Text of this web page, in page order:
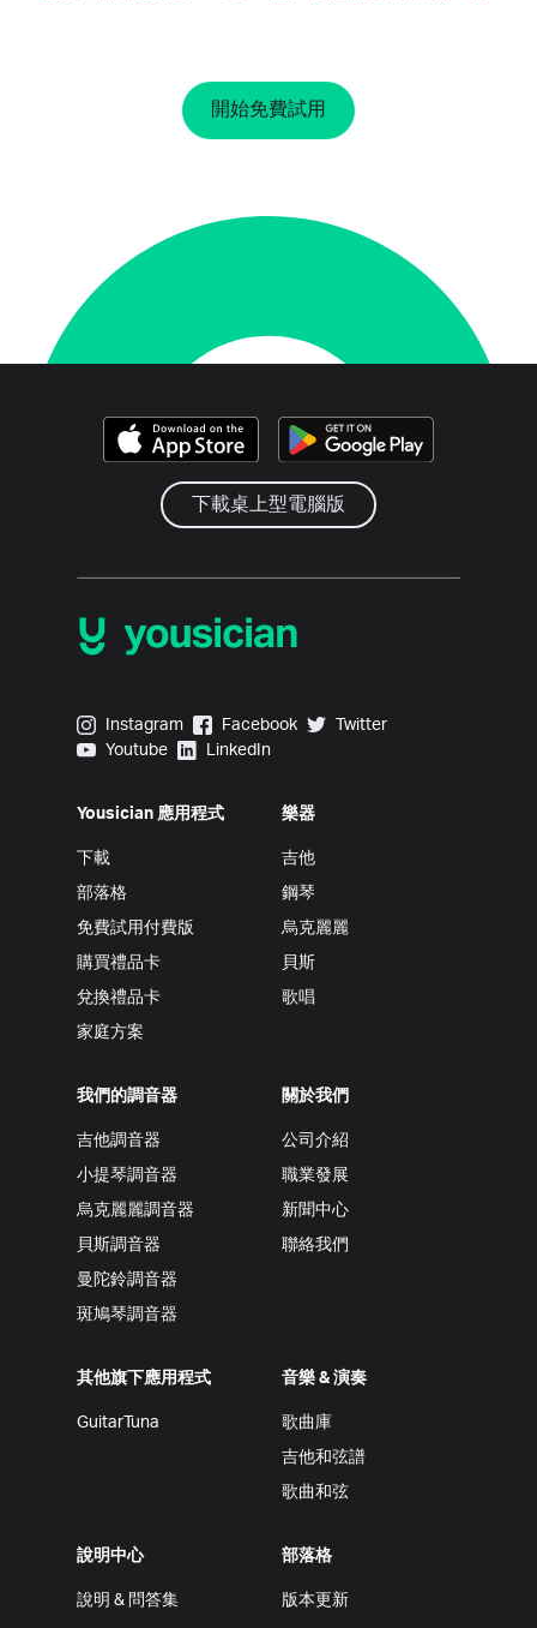
開始免費試用
下載桌上型電腦版
Yousician on Instagram
Instagram Yousician on Facebook
Facebook Yousician on Twitter
Twitter
Yousician on Youtube
Youtube Yousician on LinkedIn
LinkedIn
Yousician 應用程式
下載
部落格
免費試用付費版
購買禮品卡
兌換禮品卡
家庭方案
樂器
吉他
鋼琴
烏克麗麗
貝斯
歌唱
我們的調音器
吉他調音器
小提琴調音器
烏克麗麗調音器
貝斯調音器
曼陀鈴調音器
斑鳩琴調音器
關於我們
公司介紹
職業發展
新聞中心
聯絡我們
其他旗下應用程式
GuitarTuna
音樂 & 演奏
歌曲庫
吉他和弦譜
歌曲和弦
說明中心
說明 & 問答集
部落格
版本更新